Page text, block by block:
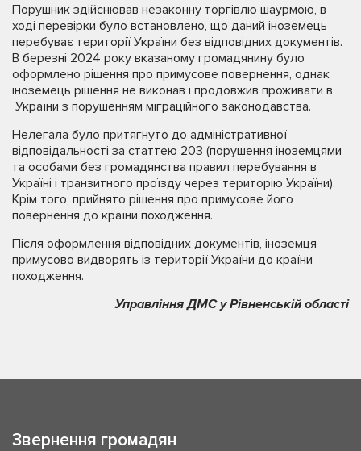
Порушник здійснював незаконну торгівлю шаурмою, в
ході перевірки було встановлено, що даний іноземець
перебуває території України без відповідних документів.
В березні 2024 року вказаному громадянину було
оформлено рішення про примусове повернення, однак
іноземець рішення не виконав і продовжив проживати в
України з порушенням міграційного законодавства.
Нелегала було притягнуто до адміністративної
відповідальності за статтею 203 (порушення іноземцями
та особами без громадянства правил перебування в
Україні і транзитного проїзду через територію України).
Крім того, прийнято рішення про примусове його
повернення до країни походження.
Після оформлення відповідних документів, іноземця
примусово видворять із території України до країни
походження.
Управління ДМС у Рівненській області
Звернення громадян